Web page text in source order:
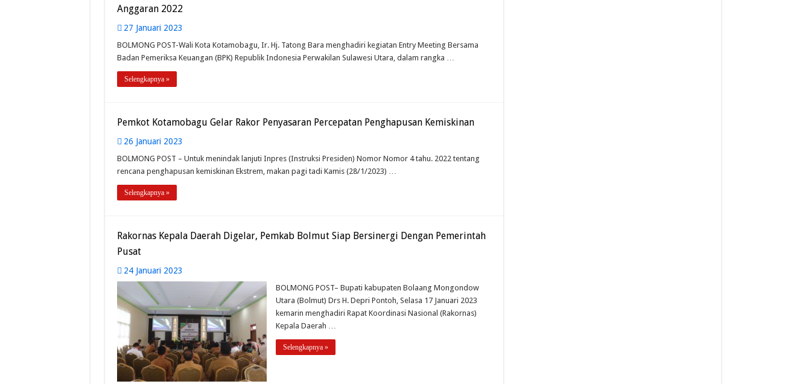
Anggaran 2022
27 Januari 2023
BOLMONG POST-Wali Kota Kotamobagu, Ir. Hj. Tatong Bara menghadiri kegiatan Entry Meeting Bersama
Badan Pemeriksa Keuangan (BPK) Republik Indonesia Perwakilan Sulawesi Utara, dalam rangka …
Selengkapnya »
Pemkot Kotamobagu Gelar Rakor Penyasaran Percepatan Penghapusan Kemiskinan
26 Januari 2023
BOLMONG POST – Untuk menindak lanjuti Inpres (Instruksi Presiden) Nomor Nomor 4 tahu. 2022 tentang
rencana penghapusan kemiskinan Ekstrem, makan pagi tadi Kamis (28/1/2023) …
Selengkapnya »
Rakornas Kepala Daerah Digelar, Pemkab Bolmut Siap Bersinergi Dengan Pemerintah
Pusat
24 Januari 2023
BOLMONG POST– Bupati kabupaten Bolaang Mongondow
Utara (Bolmut) Drs H. Depri Pontoh, Selasa 17 Januari 2023
kemarin menghadiri Rapat Koordinasi Nasional (Rakornas)
Kepala Daerah …
Selengkapnya »